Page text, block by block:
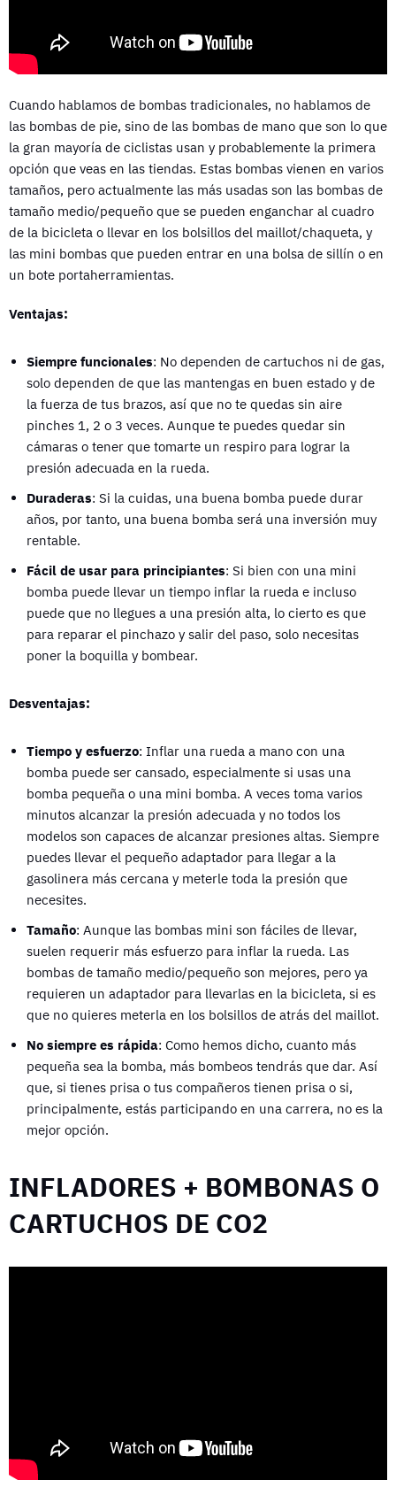
Cuando hablamos de bombas tradicionales, no hablamos de
las bombas de pie, sino de las bombas de mano que son lo que
la gran mayoría de ciclistas usan y probablemente la primera
opción que veas en las tiendas. Estas bombas vienen en varios
tamaños, pero actualmente las más usadas son las bombas de
tamaño medio/pequeño que se pueden enganchar al cuadro
de la bicicleta o llevar en los bolsillos del maillot/chaqueta, y
las mini bombas que pueden entrar en una bolsa de sillín o en
un bote portaherramientas.
Ventajas:
Siempre funcionales: No dependen de cartuchos ni de gas,
solo dependen de que las mantengas en buen estado y de
la fuerza de tus brazos, así que no te quedas sin aire
pinches 1, 2 o 3 veces. Aunque te puedes quedar sin
cámaras o tener que tomarte un respiro para lograr la
presión adecuada en la rueda.
Duraderas: Si la cuidas, una buena bomba puede durar
años, por tanto, una buena bomba será una inversión muy
rentable.
Fácil de usar para principiantes: Si bien con una mini
bomba puede llevar un tiempo inflar la rueda e incluso
puede que no llegues a una presión alta, lo cierto es que
para reparar el pinchazo y salir del paso, solo necesitas
poner la boquilla y bombear.
Desventajas:
Tiempo y esfuerzo: Inflar una rueda a mano con una
bomba puede ser cansado, especialmente si usas una
bomba pequeña o una mini bomba. A veces toma varios
minutos alcanzar la presión adecuada y no todos los
modelos son capaces de alcanzar presiones altas. Siempre
puedes llevar el pequeño adaptador para llegar a la
gasolinera más cercana y meterle toda la presión que
necesites.
Tamaño: Aunque las bombas mini son fáciles de llevar,
suelen requerir más esfuerzo para inflar la rueda. Las
bombas de tamaño medio/pequeño son mejores, pero ya
requieren un adaptador para llevarlas en la bicicleta, si es
que no quieres meterla en los bolsillos de atrás del maillot.
No siempre es rápida: Como hemos dicho, cuanto más
pequeña sea la bomba, más bombeos tendrás que dar. Así
que, si tienes prisa o tus compañeros tienen prisa o si,
principalmente, estás participando en una carrera, no es la
mejor opción.
INFLADORES + BOMBONAS O
CARTUCHOS DE CO2